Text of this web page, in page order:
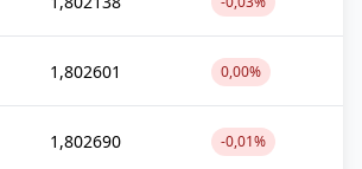
1,802601 0,00%
1,802690 -0,01%